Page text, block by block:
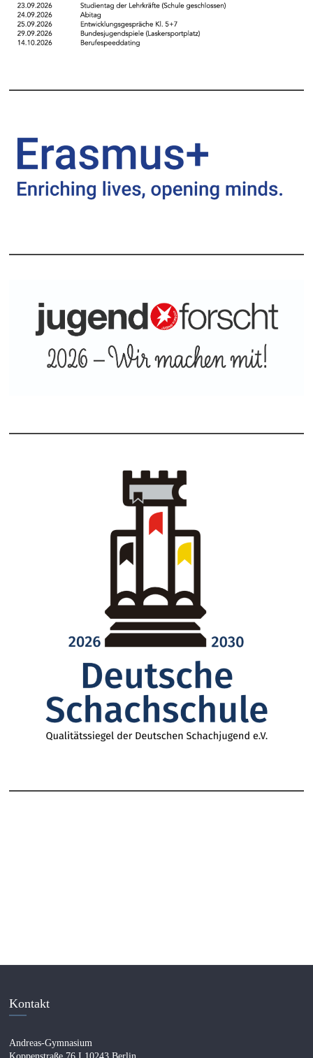
Kontakt
Andreas-Gymnasium